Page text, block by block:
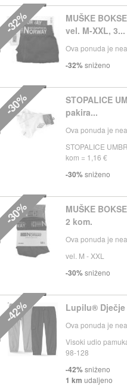
MUŠKE
vel. M-XXL, 3...
Ova ponuda je
-32%sniženo
-32%
STOPALICE
pakira...
Ova ponuda je
STOPALICE
kom = 1,16 €
-30%sniženo
-30%
MUŠKE
2 kom.
Ova ponuda je
vel. M - XXL
-30%sniženo
-30%
Lupilu®
Ova ponuda je
Visoki udio
98-128
-42%sniženo
1 km udaljeno
-42%